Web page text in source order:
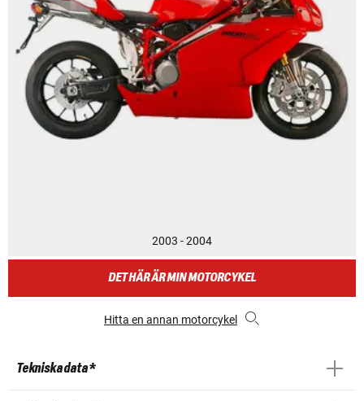
2003 - 2004
DET HÄR ÄR MIN MOTORCYKEL
Hitta en annan motorcykel
Tekniska data *